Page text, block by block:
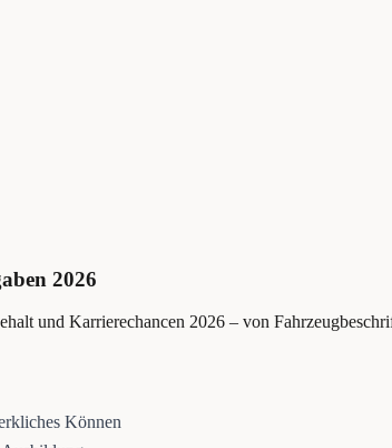
2026
und Karrierechancen 2026 – von
Können